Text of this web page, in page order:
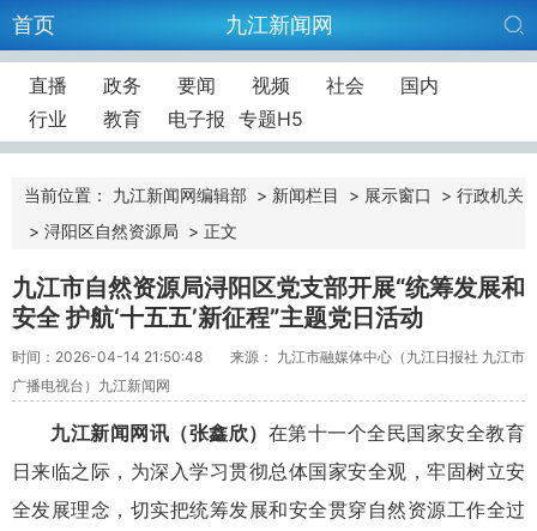
首页 九江新闻网
直播 政务 要闻 视频 社会
国内
行业
教育 电子报 专题H5
当前位置： 九江新闻网编辑部 > 新闻栏目 > 展示窗口 > 行政机关
> 浔阳区自然资源局 > 正文
九江市自然资源局浔阳区党支部开展“统筹发展和
安全 护航‘十五五’新征程”主题党日活动
时间：2026-04-14 21:50:48
来源： 九江市融媒体中心（九江日报社 九江市
广播电视台）九江新闻网
九江新闻网讯（张鑫欣） 在第十一个全民国家安全教育
日来临之际，为深入学习贯彻总体国家安全观，牢固树立安
全发展理念，切实把统筹发展和安全贯穿自然资源工作全过